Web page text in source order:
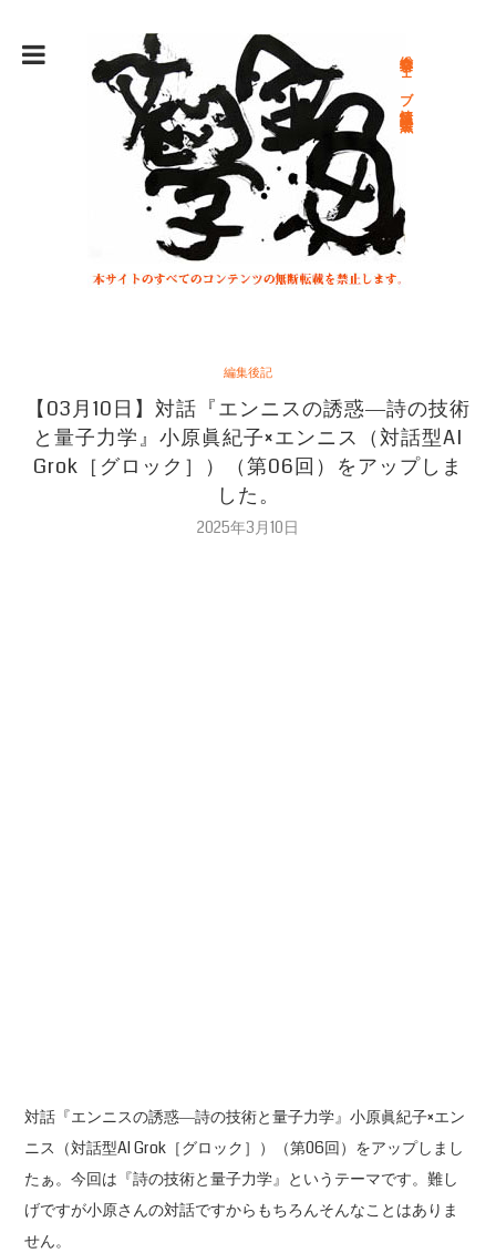
総合文学ウェブ情報誌 文学金魚
編集後記
【03月10日】対話『エンニスの誘惑―詩の技術
と量子力学』小原眞紀子×エンニス（対話型AI
Grok［グロック］）（第06回）をアップしま
した。
2025年3月10日
対話『エンニスの誘惑―詩の技術と量子力学』小原眞紀子×エン
ニス（対話型AI Grok［グロック］）（第06回）をアップしまし
たぁ。今回は『詩の技術と量子力学』というテーマです。難し
げですが小原さんの対話ですからもちろんそんなことはありま
せん。